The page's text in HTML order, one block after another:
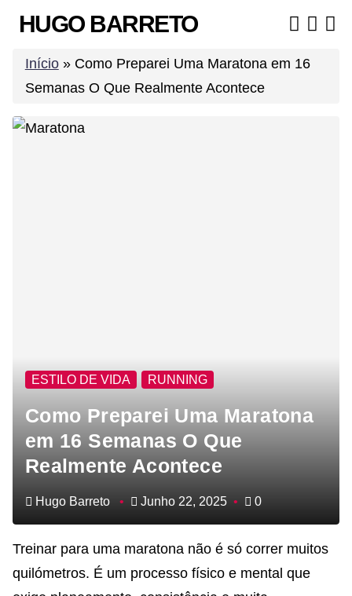
content
HUGO BARRETO
Início» Como Preparei Uma Maratona em 16
Semanas O Que Realmente Acontece
ESTILO DE VIDA RUNNING
Como Preparei Uma Maratona
em 16 Semanas O Que
Realmente Acontece
Hugo Barreto Junho 22, 2025 0
Treinar para uma maratona não é só correr muitos
quilómetros. É um processo físico e mental que